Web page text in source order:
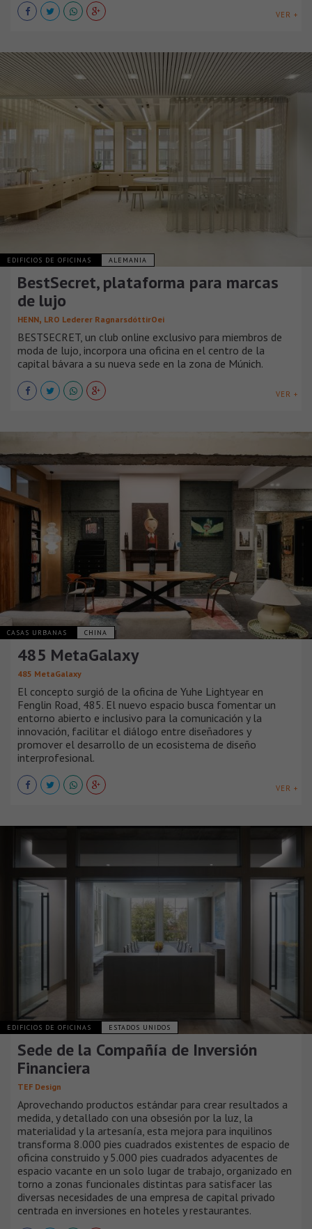
VER +
EDIFICIOS DE OFICINAS ALEMANIA
BestSecret, plataforma para marcas
de lujo
HENN, LRO Lederer RagnarsdóttirOei
BESTSECRET, un club online exclusivo para miembros de
moda de lujo, incorpora una oficina en el centro de la
capital bávara a su nueva sede en la zona de Múnich.
VER +
CASAS URBANAS CHINA
485 MetaGalaxy
485 MetaGalaxy
El concepto surgió de la oficina de Yuhe Lightyear en
Fenglin Road, 485. El nuevo espacio busca fomentar un
entorno abierto e inclusivo para la comunicación y la
innovación, facilitar el diálogo entre diseñadores y
promover el desarrollo de un ecosistema de diseño
interprofesional.
VER +
EDIFICIOS DE OFICINAS ESTADOS UNIDOS
Sede de la Compañía de Inversión
Financiera
TEF Design
Aprovechando productos estándar para crear resultados a
medida, y detallado con una obsesión por la luz, la
materialidad y la artesanía, esta mejora para inquilinos
transforma 8.000 pies cuadrados existentes de espacio de
oficina construido y 5.000 pies cuadrados adyacentes de
espacio vacante en un solo lugar de trabajo, organizado en
torno a zonas funcionales distintas para satisfacer las
diversas necesidades de una empresa de capital privado
centrada en inversiones en hoteles y restaurantes.